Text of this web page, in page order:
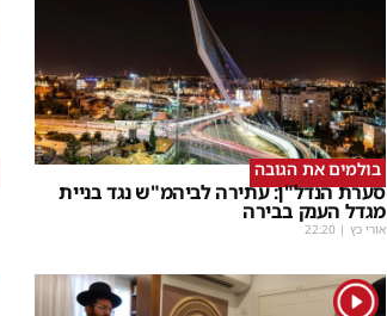
בולמים את הגובה
סערת הנדל"ן: עתירה לביהמ"ש נגד בניית
מגדל הענק בבירה
אורי כץ |
22:20
1